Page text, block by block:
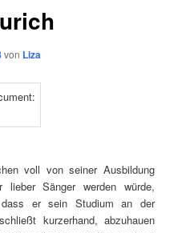
von Liza
voll von seiner Ausbildung
lieber Sänger werden würde,
er sein Studium an der
kurzerhand, abzuhauen